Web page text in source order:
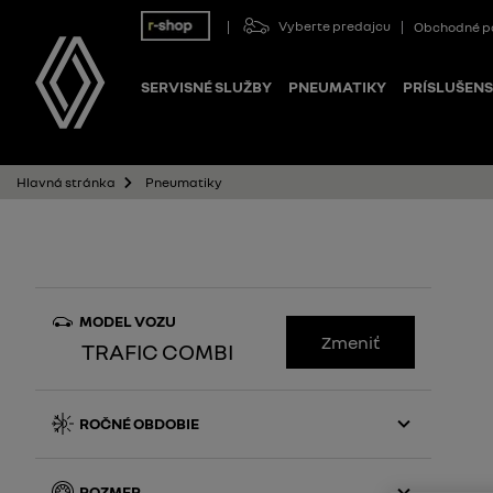
Vyberte predajcu Obchodné
SERVISNÉ SLUŽBY PNEUMATIKY
Hlavná stránka Pneumatiky
MODEL VOZU
TRAFIC COMBI Zmeniť
ROČNÉ OBDOBIE